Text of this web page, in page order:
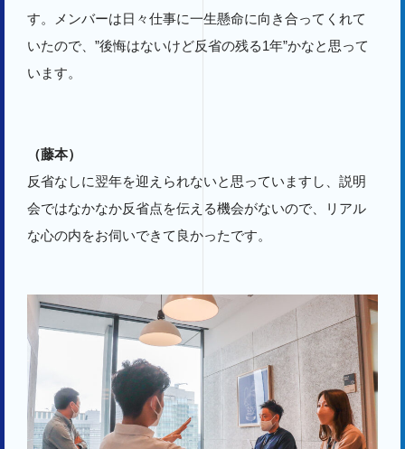
す。メンバーは日々仕事に一生懸命に向き合ってくれて
いたので、”後悔はないけど反省の残る1年”かなと思って
います。
（藤本）
反省なしに翌年を迎えられないと思っていますし、説明
会ではなかなか反省点を伝える機会がないので、リアル
な心の内をお伺いできて良かったです。